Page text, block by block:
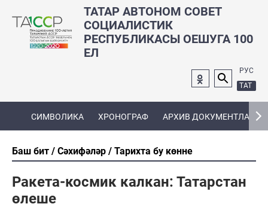
ТАТАР АВТОНОМ СОВЕТ
СОЦИАЛИСТИК
РЕСПУБЛИКАСЫ ОЕШУГА 100
ЕЛ
РУС
ТАТ
СИМВОЛИКА ХРОНОГРАФ АРХИВ ДОКУМЕНТЛАРЫ
Баш бит Сәхифәләр Тарихта бу көнне
Ракета-космик калкан: Татарстан
өлеше